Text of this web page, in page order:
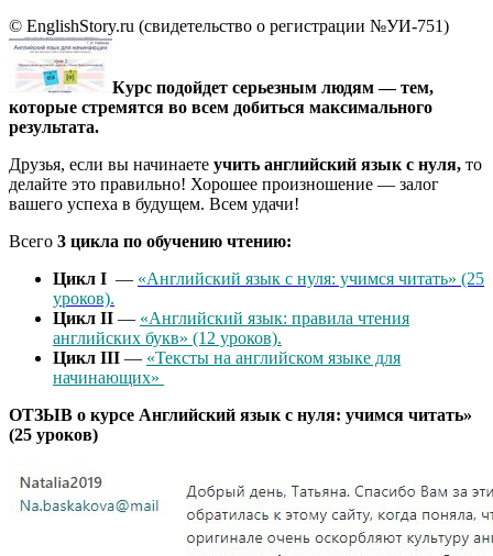
© EnglishStory.ru (свидетельство о регистрации №УИ-751)
Курс подойдет серьезным людям — тем,
которые стремятся во всем добиться максимального
результата.
Друзья, если вы начинаете учить английский язык с нуля, то
делайте это правильно! Хорошее произношение — залог
вашего успеха в будущем. Всем удачи!
Всего 3 цикла по обучению чтению:
Цикл I — «Английский язык с нуля: учимся читать» (25
уроков).
Цикл II — «Английский язык: правила чтения
английских букв» (12 уроков).
Цикл III — «Тексты на английском языке для
начинающих»
ОТЗЫВ о курсе Английский язык с нуля: учимся читать»
(25 уроков)